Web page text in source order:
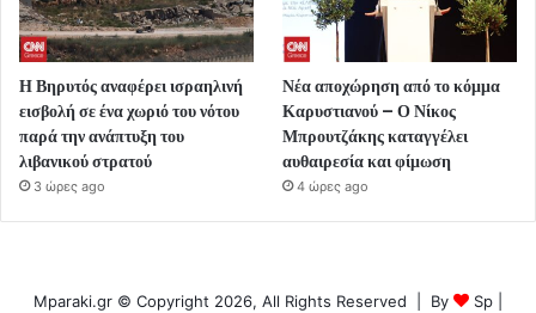
Η Βηρυτός αναφέρει ισραηλινή
εισβολή σε ένα χωριό του νότου
παρά την ανάπτυξη του
λιβανικού στρατού
3 ώρες ago
Νέα αποχώρηση από το κόμμα
Καρυστιανού – Ο Νίκος
Μπρουτζάκης καταγγέλει
αυθαιρεσία και φίμωση
4 ώρες ago
Mparaki.gr © Copyright 2026, All Rights Reserved | By Sp